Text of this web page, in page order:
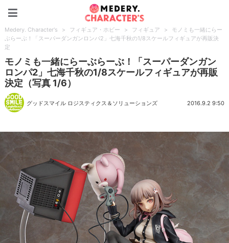
Medery. Character's > フィギュア・ホビー > フィギュア >
モノミも一緒にらー
ぶらーぶ！「スーパーダンガンロンパ2」七海千秋の1/8スケールフィギュアが再販決
定
モノミも一緒にらーぶらーぶ！「スーパーダンガン
ロンパ2」七海千秋の1/8スケールフィギュアが再販
決定（写真 1/6）
グッドスマイル ロジスティクス＆ソリューションズ 2016.9.2 9:50